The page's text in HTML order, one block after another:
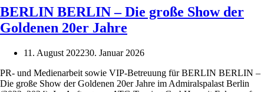
BERLIN BERLIN – Die große Show der
Goldenen 20er Jahre
11. August 202230. Januar 2026
PR- und Medienarbeit sowie VIP-Betreuung für BERLIN BERLIN –
Die große Show der Goldenen 20er Jahre im Admiralspalast Berlin